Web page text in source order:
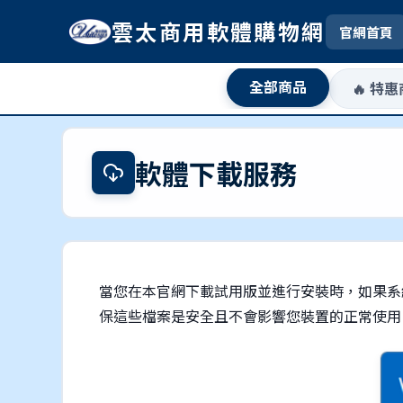
雲太商用軟體購物網 官網首頁
全部商品 🔥 特
軟體下載服務
當您在本官網下載試用版並進行安裝時，如果
保這些檔案是安全且不會影響您裝置的正常使